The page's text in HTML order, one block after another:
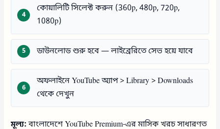
কোয়ালিটি সিলেক্ট করুন (360p, 480p, 720p,
1080p)
ডাউনলোড শুরু হবে — লাইব্রেরিতে সেভ হয়ে যাবে
অফলাইনে YouTube অ্যাপ > Library > Downloads
থেকে দেখুন
মূল্য:বাংলাদেশে YouTube Premium-এর মাসিক খরচ সাধারণত